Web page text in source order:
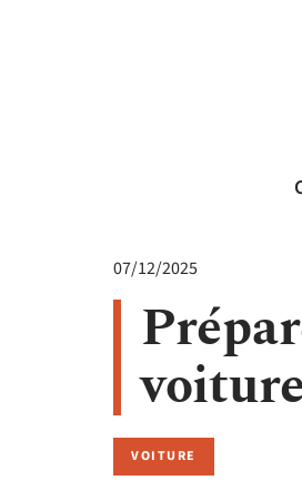
07/12/2025
VOITURE